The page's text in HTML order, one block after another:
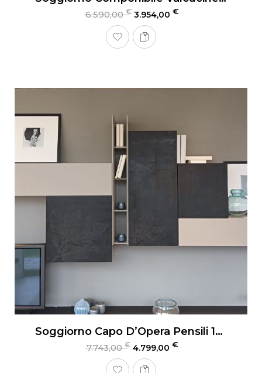
6.590,00€ 3.954,00 €
Soggiorno Capo D’Opera Pensili 135
7.743,00€ 4.799,00 €